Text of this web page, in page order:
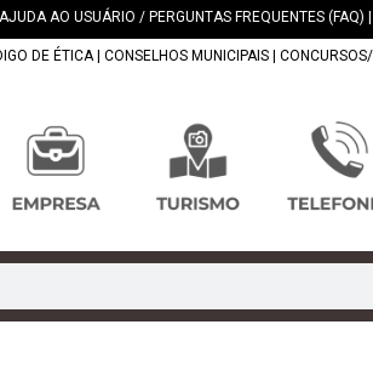
AJUDA AO USUÁRIO / PERGUNTAS FREQUENTES (FAQ)
DE ÉTICA| CONSELHOS MUNICIPAIS